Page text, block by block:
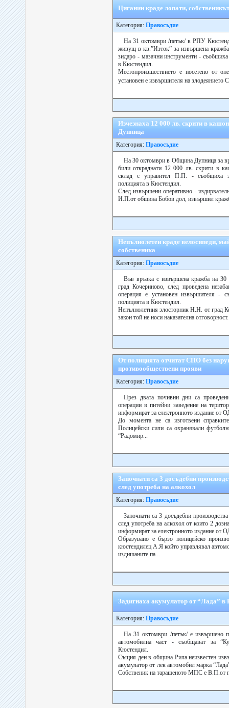
Циганин краде лопати,
Категория: Правосъдие
На 31 октомври /петък/ в РПУ
живущ в кв.”Изток” за извършена
зидаро - мазачни инструменти -
в Кюстендил.
Местопроизшествието е посетено от
установен е извършителя на
Изчезнаха 12 000 лв. скрити в
Дупница
Категория: Правосъдие
На 30 октомври в Община Дупница за
били откраднати 12 000 лв. скрити в
склад с управител П.П. - съобщиха
полицията в Кюстендил.
След извършени оперативно -
И.П.от община Бобов дол, извършил
Непълнолетен краде велосипеди,
собственика
Категория: Правосъдие
Във връзка с извършена кражба на
град Кочериново, след проведена
операция е установен извършителя -
полицията в Кюстендил.
Непълнолетния злосторник Н.Н. от град
закон той не носи наказателна
От полицията отчитат СПО без
противообществени прояви
Категория: Правосъдие
През двата почивни дни са
операции в питейни заведение на
информират за електронното издание от
До момента не са изготвени
Полицейски сили са охранявали
“Радомир...
Започнати са 3 досъдебни
след употреба на алкохол
Категория: Правосъдие
Започнати са 3 досъдебни
след употреба на алкохол от които 2
информират за електронното издание от
Образувано е бързо полицейско
кюстендилец А.Я който управлявал
издишаните па...
Задигнаха акумулатор от “Лада” в
Категория: Правосъдие
На 31 октомври /петък/ е извършено
автомобилна част - съобщават за
Кюстендил.
Същия ден в община Рила неизвестен
акумулатор от лек автомобил марка
Собственик на тарашеното МПС е В.П.от